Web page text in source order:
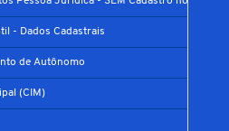
- Dados Cadastrais
de Autônomo
(CIM)